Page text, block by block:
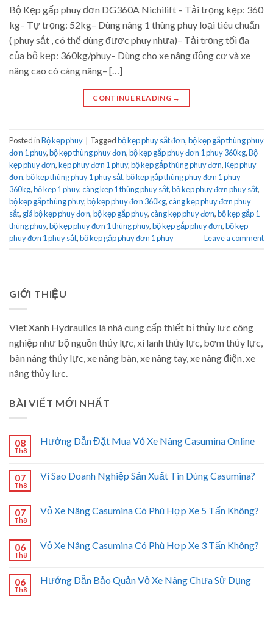
Bộ Kẹp gấp phuy đơn DG360A Nichilift – Tải trọng kẹp: 360
kg– Tự trọng: 52kg– Dùng nâng 1 thùng phuy loại tiêu chuẩn
( phuy sắt , có thể dùng được phuy nhựa)– Tải trọng tối đa
của bộ kẹp: 360kg/phuy– Dùng cho xe nâng động cơ và xe
nâng cao có càng nâng– […]
CONTINUE READING →
Posted inBộ kẹp phuy Taggedbộ kẹp phuy sắt đơn,bộ kẹp gắp thùng phuy
đơn 1 phuy,bộ kẹp thùng phuy đơn,bộ kẹp gắp phuy đơn 1 phuy 360kg,Bộ
kẹp phuy đơn,kẹp phuy đơn 1 phuy,bộ kẹp gắp thùng phuy đơn,Kẹp phuy
đơn,bộ kẹp thùng phuy 1 phuy sắt,bộ kẹp gắp thùng phuy đơn 1 phuy
360kg,bộ kẹp 1 phuy,càng kẹp 1 thùng phuy sắt,bộ kẹp phuy đơn phuy sắt,
bộ kẹp gắp thùng phuy,bộ kẹp phuy đơn 360kg,càng kẹp phuy đơn phuy
sắt, giá bộ kẹp phuy đơn,bộ kẹp gắp phuy,càng kẹp phuy đơn,bộ kẹp gắp 1
thùng phuy,bộ kẹp phuy đơn 1 thùng phuy,bộ kẹp gắp phuy đơn,bộ kẹp
phuy đơn 1 phuy sắt,bộ kẹp gắp phuy đơn 1 phuy Leave a comment
GIỚI THIỆU
Viet Xanh Hydraulics là nhà cung cấp thiết bị thủy lực công
nghiệp như bộ nguồn thủy lực, xi lanh thủy lực, bơm thủy lực,
bàn nâng thủy lực, xe nâng bàn, xe nâng tay, xe nâng điện, xe
nâng thủy lực.
BÀI VIẾT MỚI NHẤT
08
Th8
Hướng Dẫn Đặt Mua Vỏ Xe Nâng Casumina Online
07
Th8
Vì Sao Doanh Nghiệp Sản Xuất Tin Dùng Casumina?
07
Th8
Vỏ Xe Nâng Casumina Có Phù Hợp Xe 5 Tấn Không?
06
Th8
Vỏ Xe Nâng Casumina Có Phù Hợp Xe 3 Tấn Không?
06
Th8
Hướng Dẫn Bảo Quản Vỏ Xe Nâng Chưa Sử Dụng